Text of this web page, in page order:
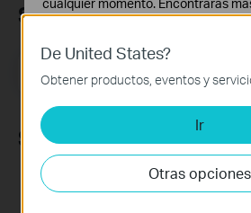
Suscripción
Síguenos
De United States?
Obtener productos, eventos y
Ir
Otras opciones
Cookies Básicas
Estas cookies son necesarias para
del sitio web y no pueden
Cookies de Análisis y de Marketing
Las cookies de análisis nos
actividades en nuestro sitio web
adaptar la funcionalidad del mismo.